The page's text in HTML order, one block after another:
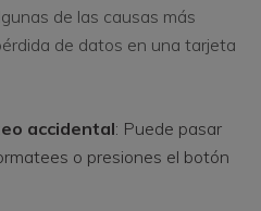
de las causas más
de datos en una tarjeta
accidental: Puede pasar
o presiones el botón